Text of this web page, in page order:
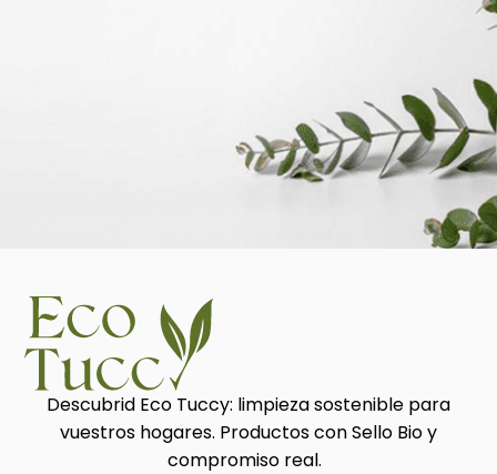
Descubrid Eco Tuccy: limpieza sostenible para
vuestros hogares. Productos con Sello Bio y
compromiso real.